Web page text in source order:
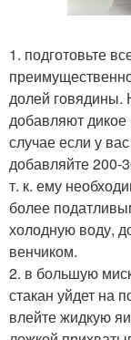
1. подготовьте
долей говядины.
добавляют
случае если у
добавляйте 200-
т. к. ему
более
холодную воду,
венчиком.
2. в большую
стакан уйдет на
влейте жидкую